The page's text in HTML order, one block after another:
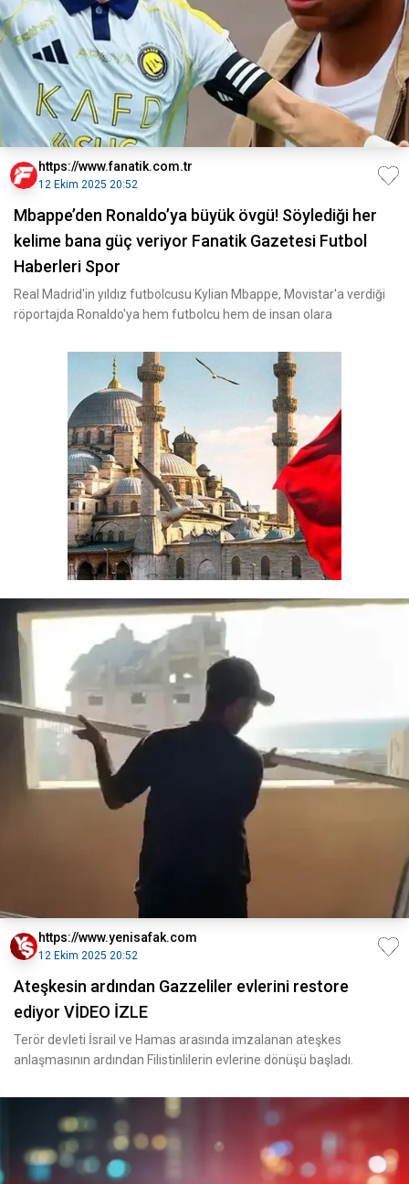
https://www.fanatik.com.tr
12 Ekim 2025 20:52
Mbappe’den Ronaldo’ya büyük övgü! Söylediği her
kelime bana güç veriyor Fanatik Gazetesi Futbol
Haberleri Spor
Real Madrid'in yıldız futbolcusu Kylian Mbappe, Movistar'a verdiği
röportajda Ronaldo'ya hem futbolcu hem de insan olara
https://www.yenisafak.com
12 Ekim 2025 20:52
Ateşkesin ardından Gazzeliler evlerini restore
ediyor VİDEO İZLE
Terör devleti İsrail ve Hamas arasında imzalanan ateşkes
anlaşmasının ardından Filistinlilerin evlerine dönüşü başladı.